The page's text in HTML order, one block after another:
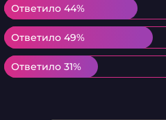
Ответило 44%
Ответило 44%
Ответило 49%
Ответило 49%
Ответило 31%
Ответило 31%